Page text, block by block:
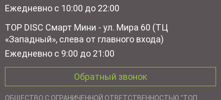
Ежедневно с 10:00 до 22:00
TOP DISC Смарт Мини - ул. Мира 60 (ТЦ
«Западный», слева от главного входа)
Ежедневно с 9:00 до 21:00
Обратный звонок
ОБЩЕСТВО С ОГРАНИЧЕННОЙ ОТВЕТСТВЕННОСТЬЮ "ТОП